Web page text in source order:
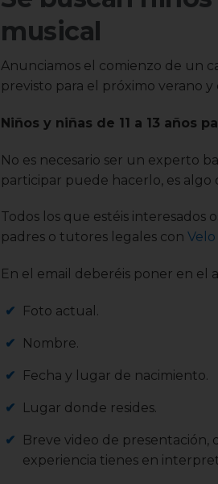
musical
Anunciamos el comienzo de un
previsto para el próximo verano y
Niños y niñas de 11 a 13 años
No es necesario ser un experto
participar puede hacerlo, es
Todos los que estéis interesados
padres o tutores legales con Velo
En el email deberéis poner en el
Foto actual.
Nombre.
Fecha y lugar de nacimiento.
Lugar donde resides.
Breve video de presentación,
experiencia tienes en